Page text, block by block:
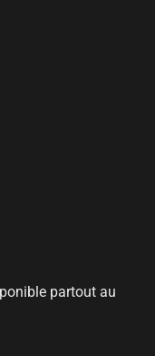
partout au